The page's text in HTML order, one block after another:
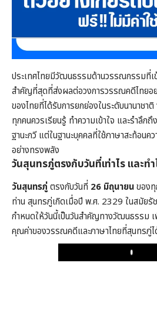
ประเทศไทยมีวัฒนธรรมด้านวรรณกรรมที่
สำคัญที่สุดที่ส่งผลต่อวงการวรรณคดีไทยอ
ของไทยที่ได้รับการยกย่องในระดับนานาชาติ
ทุกคนควรเรียนรู้ ทำความเข้าใจ และรำลึก
ฐานะกวี แต่ในฐานะบุคคลที่ใช้ภาษาสะท้อนค
อย่างทรงพลัง
วันสุนทรภู่ตรงกับวันที่เท่าไร และท
วันสุนทรภู่ตรงกับวันที่ 26 มิถุนายนของทุ
ท่าน สุนทรภู่เกิดเมื่อปี พ.ศ. 2329 ในสมัยรั
กำหนดให้วันนี้เป็นวันสำคัญทางวัฒนธรรม
คุณค่าของวรรณคดีและภาษาไทยที่สุนทรภู่ไ
Play